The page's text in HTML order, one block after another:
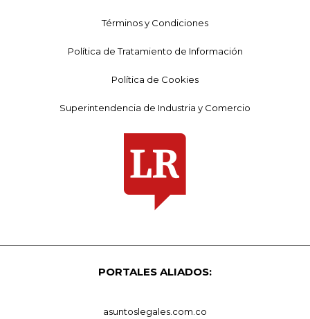
Términos y Condiciones
Política de Tratamiento de Información
Política de Cookies
Superintendencia de Industria y Comercio
PORTALES ALIADOS:
asuntoslegales.com.co